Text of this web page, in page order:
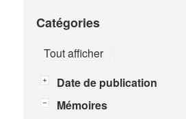
Catégories
Tout afficher
Date de publication
Mémoires